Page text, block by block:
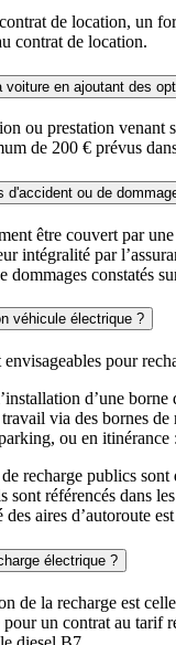
de location, un
contrat de location.
voiture en ajoutant des
ou prestation venant
de 200 € prévus
d'accident ou de
être couvert par
intégralité par
dommages constatés
véhicule électrique ?
pour
d’une borne
via des bornes
ou en itinérance :
recharge publics
sont référencés dans
aires d’autoroute
électrique ?
de la recharge est
un contrat au tarif